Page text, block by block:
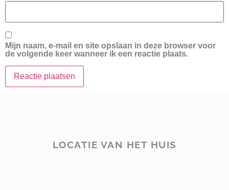
Mijn naam, e-mail en site opslaan in deze browser voor
de volgende keer wanneer ik een reactie plaats.
LOCATIE VAN HET HUIS